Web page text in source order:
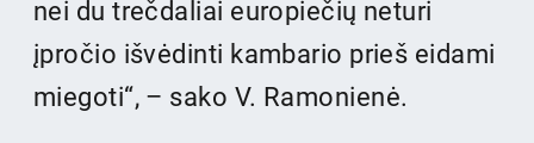
nei du trečdaliai europiečių neturi
įpročio išvėdinti kambario prieš eidami
miegoti“, – sako V. Ramonienė.